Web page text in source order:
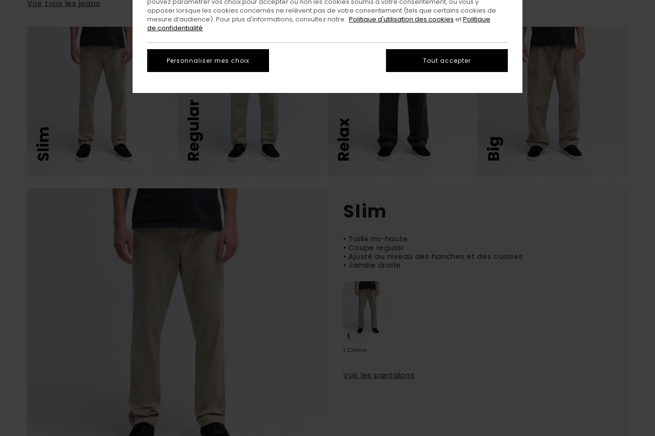
Voir tous les jeans
Slim
• Taille mi-haute
• Coupe regular
• Ajusté au niveau des hanches et des cuisses
• Jambe droite
1 Chino
Voir les pantalons
opposer lorsque les cookies concernés ne relèvent pas de votre consentement (tels que certains cookies de
mesure d’audience). Pour plus d'informations, consultez notre : Politique d'utilisation des cookies etPolitique
de confidentialité
Personnaliser mes choix Tout accepter